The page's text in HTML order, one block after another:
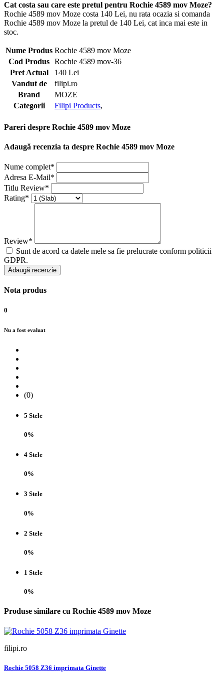
Cat costa sau care este pretul pentru Rochie 4589 mov Moze?
Rochie 4589 mov Moze costa 140 Lei, nu rata ocazia si comanda
Rochie 4589 mov Moze la pretul de 140 Lei, cat inca mai este in
stoc.
Nume Produs Rochie 4589 mov Moze
Cod Produs Rochie 4589 mov-36
Pret Actual
140 Lei
Vandut de
filipi.ro
Brand
MOZE
Categorii
Filipi Products,
Pareri despre Rochie 4589 mov Moze
Adaugă recenzia ta despre Rochie 4589 mov Moze
Nume complet*
Adresa E-Mail*
Titlu Review*
Rating*
Review*
Sunt de acord ca datele mele sa fie prelucrate conform politicii
GDPR.
Adaugă recenzie
Nota produs
0
Nu a fost evaluat
(0)
5 Stele
0%
4 Stele
0%
3 Stele
0%
2 Stele
0%
1 Stele
0%
Produse similare cu Rochie 4589 mov Moze
filipi.ro
Rochie 5058 Z36 imprimata Ginette